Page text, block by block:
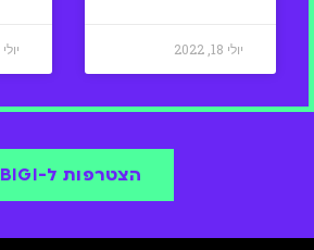
יולי 18, 2022 יולי 18, 2022
הצטרפות ל-BIGI